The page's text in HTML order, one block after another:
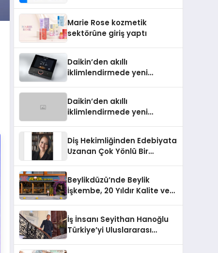
Aldı
Marie Rose kozmetik
sektörüne giriş yaptı
Daikin’den akıllı
iklimlendirmede yeni
Daikin’den akıllı
iklimlendirmede yeni
Diş Hekimliğinden Edebiyata
Uzanan Çok Yönlü Bir
Beylikdüzü’nde Beylik
İşkembe, 20 Yıldır Kalite ve
İş İnsanı Seyithan Hanoğlu
Türkiye’yi Uluslararası